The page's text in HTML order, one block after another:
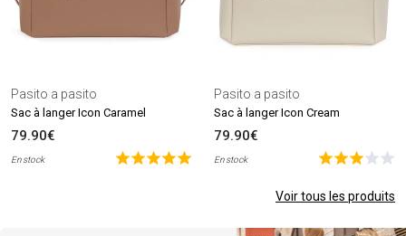
Pasito a pasito
Sac à langer Icon Caramel
79.90€
En stock
Pasito a pasito
Sac à langer Icon Cream
79.90€
En stock
Voir tous les produits